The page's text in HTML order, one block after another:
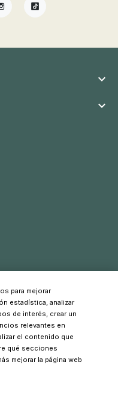
TikTok


reservados
para mejorar
estadística, analizar
de interés, crear un
relevantes en
el contenido que
qué secciones
mejorar la página web